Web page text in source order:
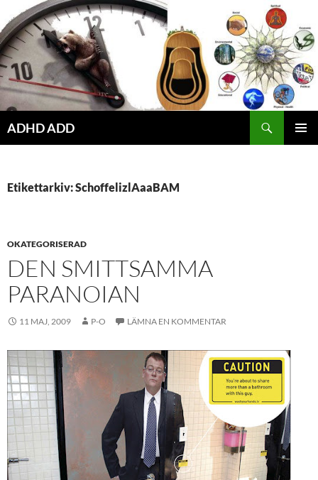
Hoppa
till
innehåll
ADHD ADD
Etikettarkiv: SchoffelizlAaaBAM
OKATEGORISERAD
DEN SMITTSAMMA
PARANOIAN
11 MAJ, 2009 P-O LÄMNA EN KOMMENTAR